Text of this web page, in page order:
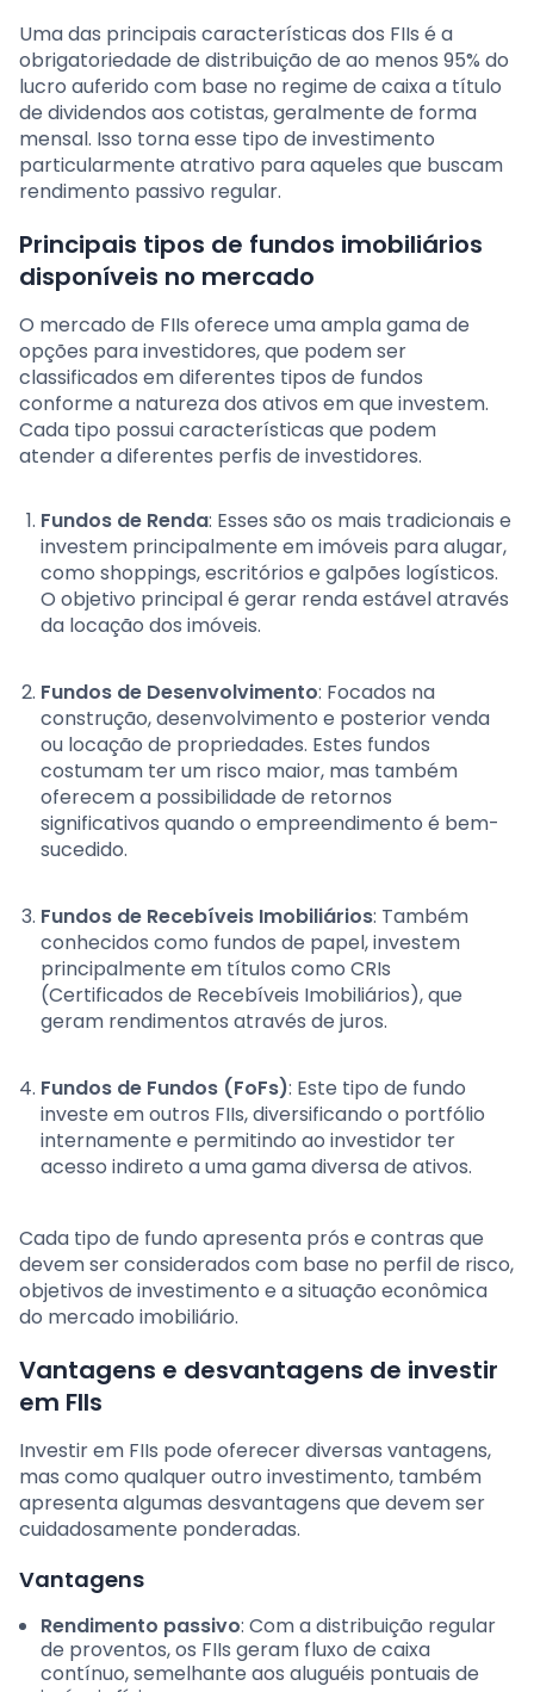
Uma das principais características dos FIIs é a
obrigatoriedade de distribuição de ao menos 95% do
lucro auferido com base no regime de caixa a título
de dividendos aos cotistas, geralmente de forma
mensal. Isso torna esse tipo de investimento
particularmente atrativo para aqueles que buscam
rendimento passivo regular.
Principais tipos de fundos imobiliários
disponíveis no mercado
O mercado de FIIs oferece uma ampla gama de
opções para investidores, que podem ser
classificados em diferentes tipos de fundos
conforme a natureza dos ativos em que investem.
Cada tipo possui características que podem
atender a diferentes perfis de investidores.
Fundos de Renda: Esses são os mais tradicionais e
investem principalmente em imóveis para alugar,
como shoppings, escritórios e galpões logísticos.
O objetivo principal é gerar renda estável através
da locação dos imóveis.
Fundos de Desenvolvimento: Focados na
construção, desenvolvimento e posterior venda
ou locação de propriedades. Estes fundos
costumam ter um risco maior, mas também
oferecem a possibilidade de retornos
significativos quando o empreendimento é bem-
sucedido.
Fundos de Recebíveis Imobiliários: Também
conhecidos como fundos de papel, investem
principalmente em títulos como CRIs
(Certificados de Recebíveis Imobiliários), que
geram rendimentos através de juros.
Fundos de Fundos (FoFs): Este tipo de fundo
investe em outros FIIs, diversificando o portfólio
internamente e permitindo ao investidor ter
acesso indireto a uma gama diversa de ativos.
Cada tipo de fundo apresenta prós e contras que
devem ser considerados com base no perfil de risco,
objetivos de investimento e a situação econômica
do mercado imobiliário.
Vantagens e desvantagens de investir
em FIIs
Investir em FIIs pode oferecer diversas vantagens,
mas como qualquer outro investimento, também
apresenta algumas desvantagens que devem ser
cuidadosamente ponderadas.
Vantagens
Rendimento passivo: Com a distribuição regular
de proventos, os FIIs geram fluxo de caixa
contínuo, semelhante aos aluguéis pontuais de